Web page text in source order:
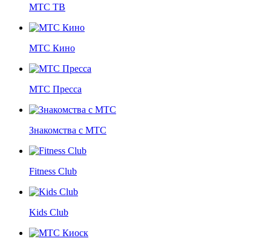
МТС ТВ
МТС Кино
МТС Пресса
Знакомства с МТС
Fitness Club
Kids Club